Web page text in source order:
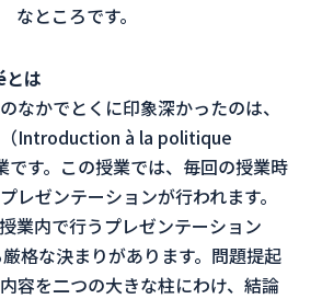
なところです。
とは
なかでとくに印象深かったのは、
（Introduction à la politique
す。この授業では、毎回の授業時
レゼンテーションが行われます。
業内で行うプレゼンテーション
格な決まりがあります。問題提起
容を二つの大きな柱にわけ、結論